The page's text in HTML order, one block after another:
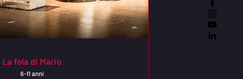
La fola di Mario
6-11 anni